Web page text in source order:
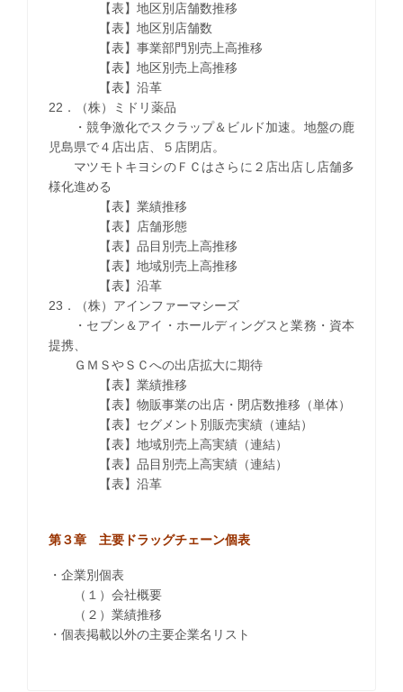
【表】地区別店舗数推移
【表】地区別店舗数
【表】事業部門別売上高推移
【表】地区別売上高推移
【表】沿革
22．（株）ミドリ薬品
・競争激化でスクラップ＆ビルド加速。地盤の鹿
児島県で４店出店、５店閉店。
マツモトキヨシのＦＣはさらに２店出店し店舗多
様化進める
【表】業績推移
【表】店舗形態
【表】品目別売上高推移
【表】地域別売上高推移
【表】沿革
23．（株）アインファーマシーズ
・セブン＆アイ・ホールディングスと業務・資本
提携、
ＧＭＳやＳＣへの出店拡大に期待
【表】業績推移
【表】物販事業の出店・閉店数推移（単体）
【表】セグメント別販売実績（連結）
【表】地域別売上高実績（連結）
【表】品目別売上高実績（連結）
【表】沿革
第３章 主要ドラッグチェーン個表
・企業別個表
（１）会社概要
（２）業績推移
・個表掲載以外の主要企業名リスト